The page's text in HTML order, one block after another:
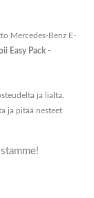
Mercedes-Benz E-
Easy Pack -
ja lialta.
ja pitää nesteet